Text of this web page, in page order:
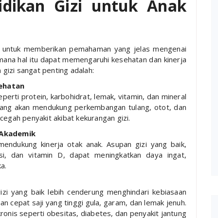
Gizi untuk Anak
memberikan pemahaman yang jelas mengenai
hal itu dapat memengaruhi kesehatan dan kinerja
sangat penting adalah:
protein, karbohidrat, lemak, vitamin, dan mineral
akan mendukung perkembangan tulang, otot, dan
penyakit akibat kekurangan gizi.
kinerja otak anak. Asupan gizi yang baik,
dan vitamin D, dapat meningkatkan daya ingat,
yang baik lebih cenderung menghindari kebiasaan
cepat saji yang tinggi gula, garam, dan lemak jenuh.
seperti obesitas, diabetes, dan penyakit jantung